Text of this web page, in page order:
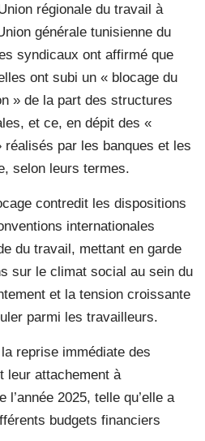
régionale du travail à
générale tunisienne du
syndicaux ont affirmé que
ont subi un « blocage du
» de la part des structures
et ce, en dépit des «
par les banques et les
selon leurs termes.
contredit les dispositions
internationales
du travail, mettant en garde
sur le climat social au sein du
et la tension croissante
parmi les travailleurs.
reprise immédiate des
leur attachement à
l’année 2025, telle qu’elle a
budgets financiers